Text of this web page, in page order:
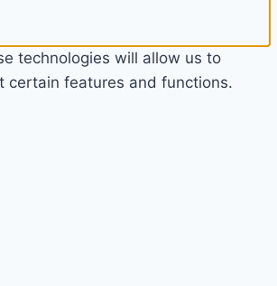
technologies will allow us to
certain features and functions.